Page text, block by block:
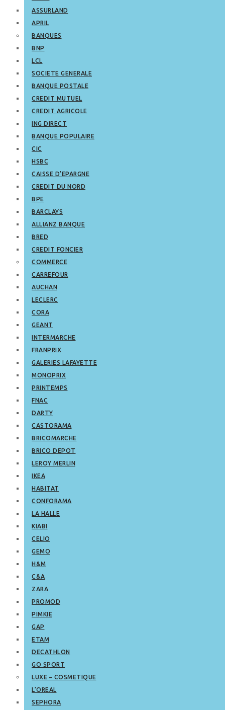
ASSURLAND
APRIL
BANQUES
BNP
LCL
SOCIETE GENERALE
BANQUE POSTALE
CREDIT MUTUEL
CREDIT AGRICOLE
ING DIRECT
BANQUE POPULAIRE
CIC
HSBC
CAISSE D’EPARGNE
CREDIT DU NORD
BPE
BARCLAYS
ALLIANZ BANQUE
BRED
CREDIT FONCIER
COMMERCE
CARREFOUR
AUCHAN
LECLERC
CORA
GEANT
INTERMARCHE
FRANPRIX
GALERIES LAFAYETTE
MONOPRIX
PRINTEMPS
FNAC
DARTY
CASTORAMA
BRICOMARCHE
BRICO DEPOT
LEROY MERLIN
IKEA
HABITAT
CONFORAMA
LA HALLE
KIABI
CELIO
GEMO
H&M
C&A
ZARA
PROMOD
PIMKIE
GAP
ETAM
DECATHLON
GO SPORT
LUXE – COSMETIQUE
L’OREAL
SEPHORA